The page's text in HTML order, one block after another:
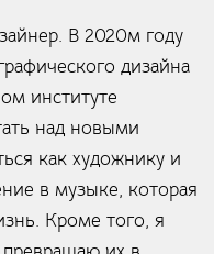
В 2020м году
дизайна
институте
над новыми
как художнику и
в музыке, которая
Кроме того, я